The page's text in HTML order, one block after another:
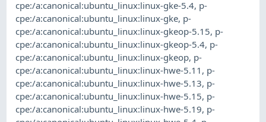
cpe:/a:canonical:ubuntu_linux:linux-gke-5.4, p-
cpe:/a:canonical:ubuntu_linux:linux-gke, p-
cpe:/a:canonical:ubuntu_linux:linux-gkeop-5.15, p-
cpe:/a:canonical:ubuntu_linux:linux-gkeop-5.4, p-
cpe:/a:canonical:ubuntu_linux:linux-gkeop, p-
cpe:/a:canonical:ubuntu_linux:linux-hwe-5.11 , p-
cpe:/a:canonical:ubuntu_linux:linux-hwe-5.13, p-
cpe:/a:canonical:ubuntu_linux:linux-hwe-5.15, p-
cpe:/a:canonical:ubuntu_linux:linux-hwe-5.19, p-